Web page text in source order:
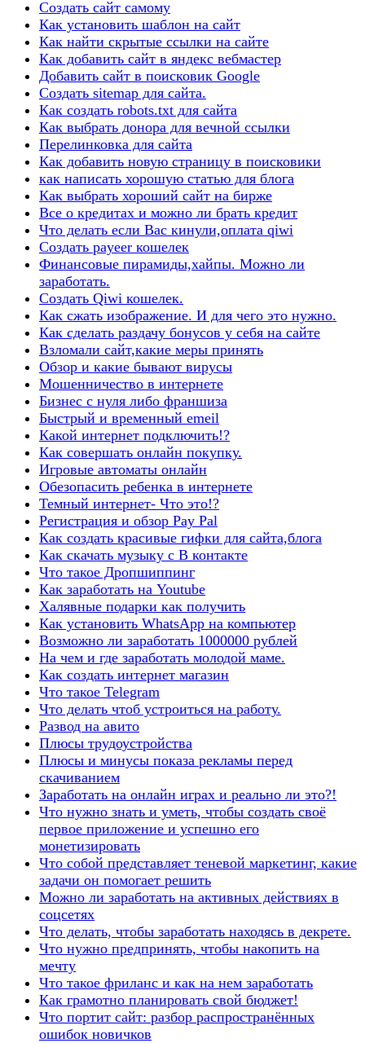
Создать сайт самому
Как установить шаблон на сайт
Как найти скрытые ссылки на сайте
Как добавить сайт в яндекс вебмастер
Добавить сайт в поисковик Google
Создать sitemap для сайта.
Как создать robots.txt для сайта
Как выбрать донора для вечной ссылки
Перелинковка для сайта
Как добавить новую страницу в поисковики
как написать хорошую статью для блога
Как выбрать хороший сайт на бирже
Все о кредитах и можно ли брать кредит
Что делать если Вас кинули,оплата qiwi
Создать payeer кошелек
Финансовые пирамиды,хайпы. Можно ли
заработать.
Создать Qiwi кошелек.
Как сжать изображение. И для чего это нужно.
Как сделать раздачу бонусов у себя на сайте
Взломали сайт,какие меры принять
Обзор и какие бывают вирусы
Мошенничество в интернете
Бизнес с нуля либо франшиза
Быстрый и временный еmeil
Какой интернет подключить!?
Как совершать онлайн покупку.
Игровые автоматы онлайн
Обезопасить ребенка в интернете
Темный интернет- Что это!?
Регистрация и обзор Pay Pal
Как создать красивые гифки для сайта,блога
Как скачать музыку с В контакте
Что такое Дропшиппинг
Как заработать на Youtube
Халявные подарки как получить
Как установить WhatsApp на компьютер
Возможно ли заработать 1000000 рублей
На чем и где заработать молодой маме.
Как создать интернет магазин
Что такое Telegram
Что делать чтоб устроиться на работу.
Развод на авито
Плюсы трудоустройства
Плюсы и минусы показа рекламы перед
скачиванием
Заработать на онлайн играх и реально ли это?!
Что нужно знать и уметь, чтобы создать своё
первое приложение и успешно его
монетизировать
Что собой представляет теневой маркетинг, какие
задачи он помогает решить
Можно ли заработать на активных действиях в
соцсетях
Что делать, чтобы заработать находясь в декрете.
Что нужно предпринять, чтобы накопить на
мечту
Что такое фриланс и как на нем заработать
Как грамотно планировать свой бюджет!
Что портит сайт: разбор распространённых
ошибок новичков